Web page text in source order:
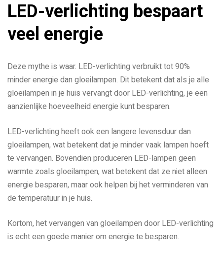
LED-verlichting bespaart
veel energie
Deze mythe is waar. LED-verlichting verbruikt tot 90%
minder energie dan gloeilampen. Dit betekent dat als je alle
gloeilampen in je huis vervangt door LED-verlichting, je een
aanzienlijke hoeveelheid energie kunt besparen.
LED-verlichting heeft ook een langere levensduur dan
gloeilampen, wat betekent dat je minder vaak lampen hoeft
te vervangen. Bovendien produceren LED-lampen geen
warmte zoals gloeilampen, wat betekent dat ze niet alleen
energie besparen, maar ook helpen bij het verminderen van
de temperatuur in je huis.
Kortom, het vervangen van gloeilampen door LED-verlichting
is echt een goede manier om energie te besparen.